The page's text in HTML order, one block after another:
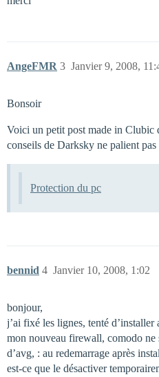
AngeFMR Janvier 9, 2008,
3
Bonsoir
Voici un petit post made in Clubic
conseils de Darksky ne palient pas
Protection du pc
bennid Janvier 10, 2008, 1:02
4
bonjour,
j’ai fixé les lignes, tenté d’installer
mon nouveau firewall, comodo ne
d’avg, : au redemarrage après
est-ce que le désactiver